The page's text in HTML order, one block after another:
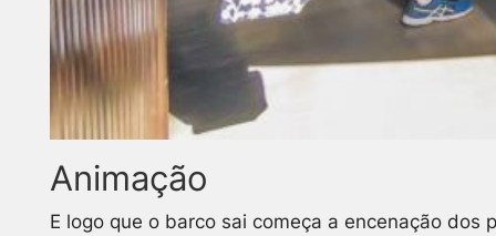
Animação
E logo que o barco sai começa a encenação